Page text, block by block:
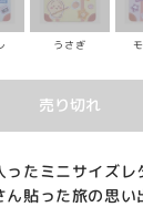
うさぎ
売り切れ
たミニサイズレ
ん貼った旅の思い